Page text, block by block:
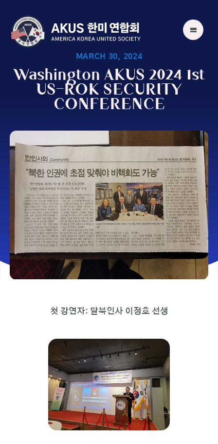
MARCH 30, 2024
Washington AKUS 2024 1st
US-ROK SECURITY
CONFERENCE
첫 강연자: 탈북인사 이정호 선생